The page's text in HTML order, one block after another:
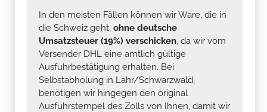
In den meisten Fällen können wir Ware, die in
die Schweiz geht, ohne deutsche
Umsatzsteuer (19%) verschicken, da wir vom
Versender DHL eine amtlich gültige
Ausfuhrbestätigung erhalten. Bei
Selbstabholung in Lahr/Schwarzwald,
benötigen wir hingegen den original
Ausfuhrstempel des Zolls von Ihnen, damit wir